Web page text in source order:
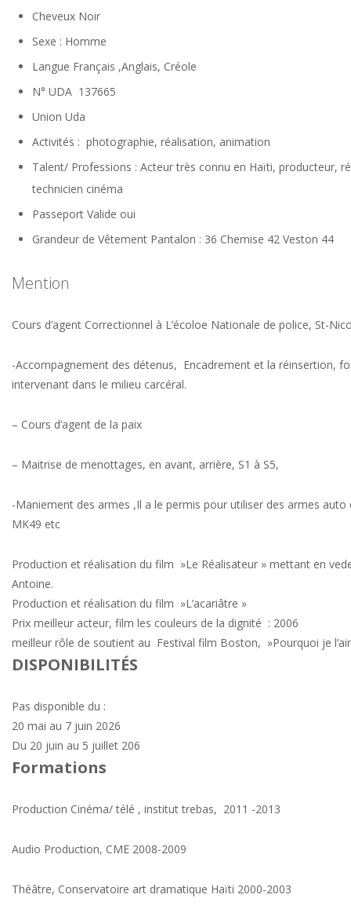
Cheveux Noir
Sexe : Homme
Langue Français ,Anglais, Créole
N° UDA 137665
Union Uda
Activités : photographie, réalisation, animation
Talent/ Professions : Acteur très connu en Haïti, producteur,
technicien cinéma
Passeport Valide oui
Grandeur de Vêtement Pantalon : 36 Chemise 42 Veston 44
Mention
Cours d’agent Correctionnel à L’écoloe Nationale de police, St-
-Accompagnement des détenus, Encadrement et la réinsertion,
intervenant dans le milieu carcéral.
– Cours d’agent de la paix
– Maitrise de menottages, en avant, arrière, S1 à S5,
-Maniement des armes ,Il a le permis pour utiliser des armes auto
MK49 etc
Production et réalisation du film »Le Réalisateur » mettant en
Antoine.
Production et réalisation du film »L’acariâtre »
Prix meilleur acteur, film les couleurs de la dignité : 2006
meilleur rôle de soutient au Festival film Boston, »Pourquoi je
DISPONIBILITÉS
Pas disponible du :
20 mai au 7 juin 2026
Du 20 juin au 5 juillet 206
Formations
Production Cinéma/ télé , institut trebas, 2011 -2013
Audio Production, CME 2008-2009
Théâtre, Conservatoire art dramatique Haïti 2000-2003